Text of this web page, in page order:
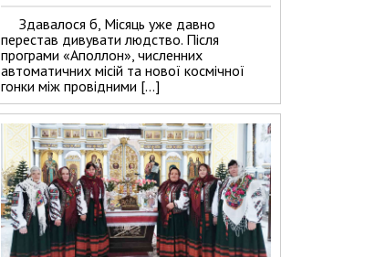
Здавалося б, Місяць уже давно
перестав дивувати людство. Після
програми «Аполлон», численних
автоматичних місій та нової космічної
гонки між провідними […]